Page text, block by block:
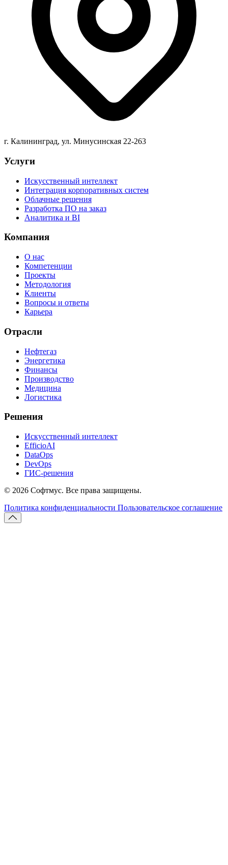
г. Калининград, ул. Минусинская 22-263
Услуги
Искусственный интеллект
Интеграция корпоративных систем
Облачные решения
Разработка ПО на заказ
Аналитика и BI
Компания
О нас
Компетенции
Проекты
Методология
Клиенты
Вопросы и ответы
Карьера
Отрасли
Нефтегаз
Энергетика
Финансы
Производство
Медицина
Логистика
Решения
Искусственный интеллект
EfficioAI
DataOps
DevOps
ГИС-решения
© 2026 Софтмус. Все права защищены.
Политика конфиденциальности Пользовательское соглашение